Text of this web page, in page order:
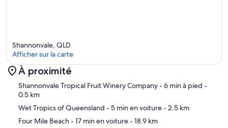
Carte
Shannonvale, QLD
Afficher sur la carte
À proximité
Shannonvale Tropical Fruit Winery Company- 6 min à pied -
0.5 km
Wet Tropics of Queensland - 5 min en voiture- 2.5 km
Four Mile Beach- 17 min en voiture- 18.9 km